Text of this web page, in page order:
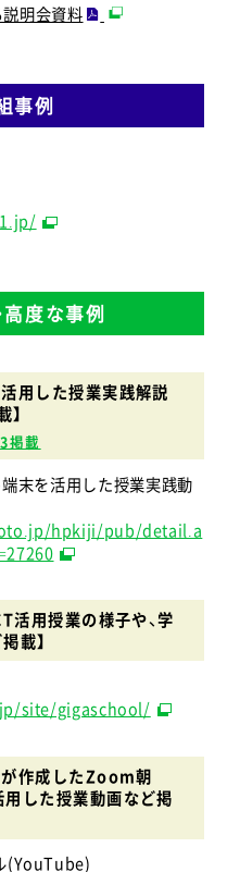
明会資料
事例
度な事例
用した授業実践解説
】
掲載
端末を活用した授業実践動
hpkiji/pub/detail.a
活用授業の様子や、学
載】
site/gigaschool/
が作成したZoom朝
用した授業動画など掲
(YouTube)